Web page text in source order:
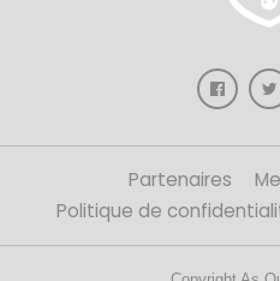
Partenaires
Politique de